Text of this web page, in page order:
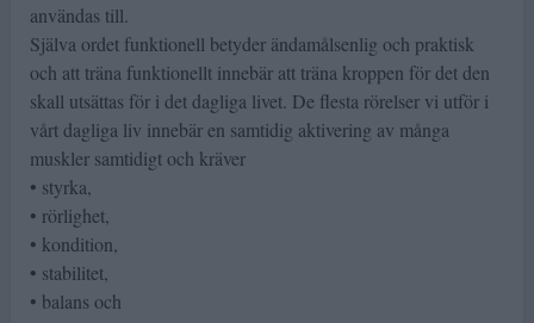
användas till.
Själva ordet funktionell betyder ändamålsenlig och praktisk
och att träna funktionellt innebär att träna kroppen för det den
skall utsättas för i det dagliga livet. De flesta rörelser vi utför i
vårt dagliga liv innebär en samtidig aktivering av många
muskler samtidigt och kräver
• styrka,
• rörlighet,
• kondition,
• stabilitet,
• balans och